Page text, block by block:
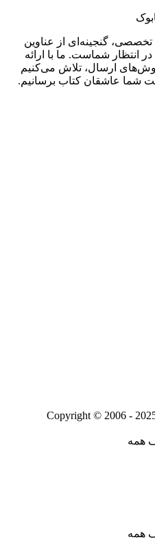
گنجینه‌ای از عناوین
انتظار شماست. ما با ارائه
ارسال، تلاش می‌کنیم
شما عاشقان کتاب برسانیم.
Copyright © 2006 -
همه
همه